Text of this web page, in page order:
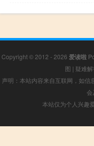
Copyright © 2012 - 2026 爱读啦
图 | 疑难
声明：本站内容来自互联网，如
本站仅为个人兴趣